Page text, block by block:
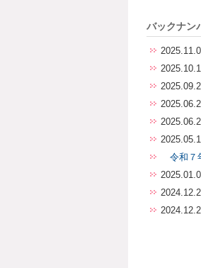
バックナン
令和７